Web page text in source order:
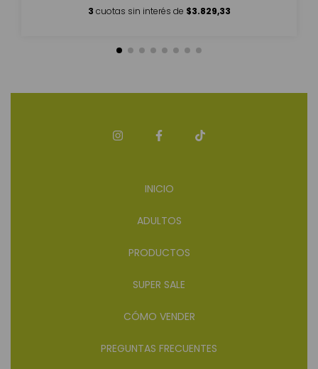
3 cuotas sin interés de $3.829,33
INICIO
ADULTOS
PRODUCTOS
SUPER SALE
CÓMO VENDER
PREGUNTAS FRECUENTES